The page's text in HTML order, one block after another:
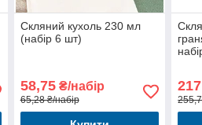
Скляний кухоль 230 мл
(набір 6 шт)
58,75₴/набір
65,28 ₴/набір